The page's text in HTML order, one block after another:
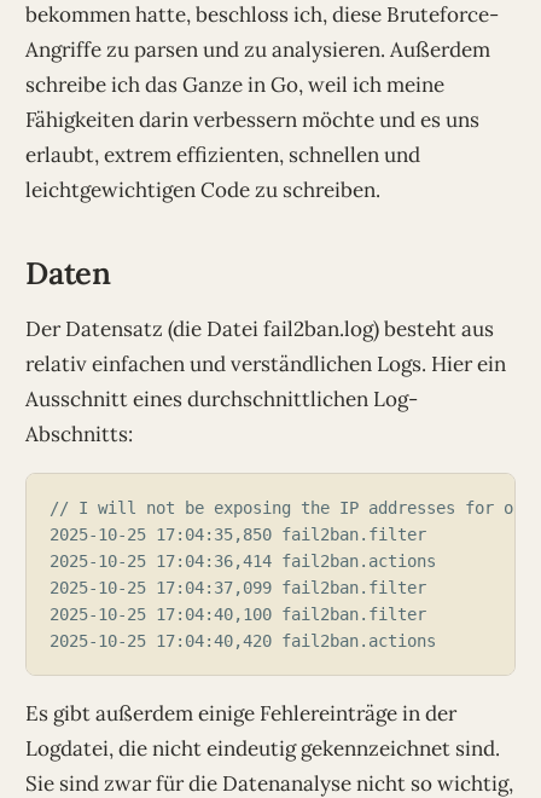
bekommen hatte, beschloss ich, diese Bruteforce-
Angriffe zu parsen und zu analysieren. Außerdem
schreibe ich das Ganze in Go, weil ich meine
Fähigkeiten darin verbessern möchte und es uns
erlaubt, extrem effizienten, schnellen und
leichtgewichtigen Code zu schreiben.
Daten
Der Datensatz (die Datei fail2ban.log) besteht aus
relativ einfachen und verständlichen Logs. Hier ein
Ausschnitt eines durchschnittlichen Log-
Abschnitts:
Es gibt außerdem einige Fehlereinträge in der
Logdatei, die nicht eindeutig gekennzeichnet sind.
Sie sind zwar für die Datenanalyse nicht so wichtig,